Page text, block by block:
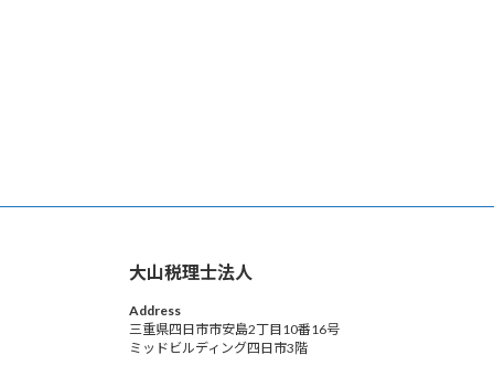
大山税理士法人
Address
三重県四日市市安島2丁目10番16号
ミッドビルディング四日市3階